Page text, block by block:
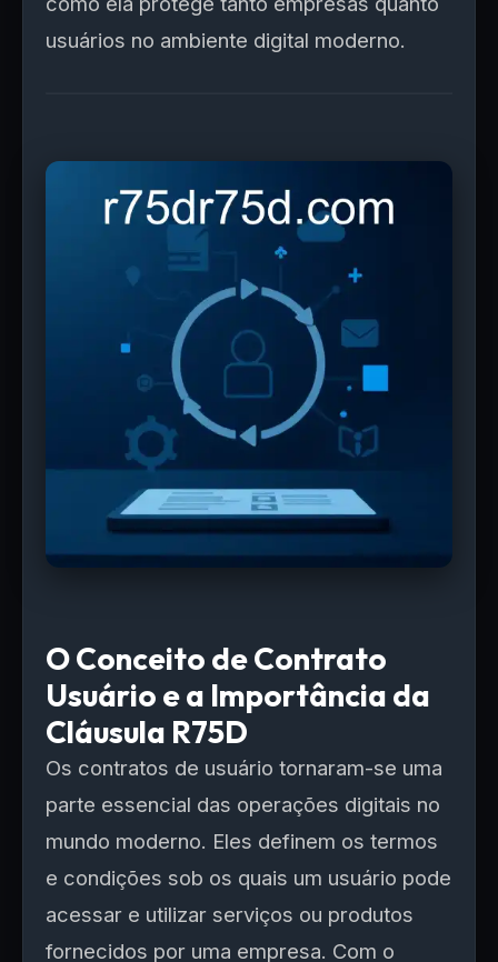
usuários no ambiente digital moderno.
O Conceito de Contrato
Usuário e a Importância da
Cláusula R75D
Os contratos de usuário tornaram-se uma
parte essencial das operações digitais no
mundo moderno. Eles definem os termos
e condições sob os quais um usuário pode
acessar e utilizar serviços ou produtos
fornecidos por uma empresa. Com o